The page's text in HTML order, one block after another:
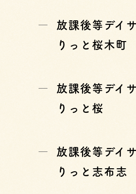
放課後等デイ
りっと桜木町
放課後等デイ
りっと桜
放課後等デイ
りっと志布志